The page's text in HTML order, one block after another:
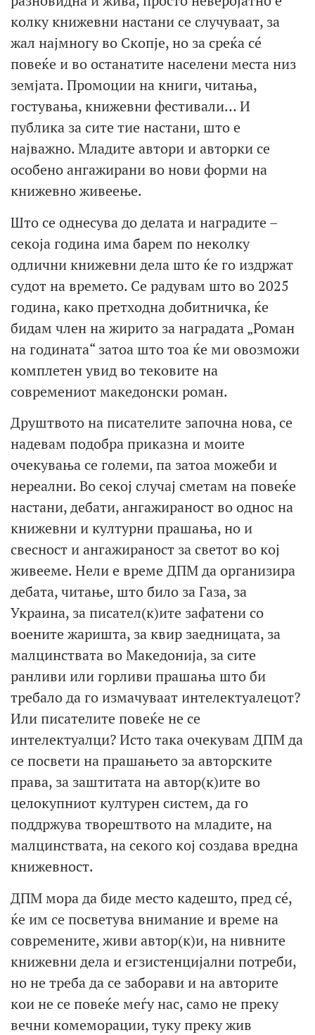
колку книжевни настани се случуваат, за
жал најмногу во Скопје, но за среќа сé
повеќе и во останатите населени места низ
земјата. Промоции на книги, читања,
гостувања, книжевни фестивали… И
публика за сите тие настани, што е
најважно. Младите автори и авторки се
особено ангажирани во нови форми на
книжевно живеење.
Што се однесува до делата и наградите –
секоја година има барем по неколку
одлични книжевни дела што ќе го издржат
судот на времето. Се радувам што во 2025
година, како претходна добитничка, ќе
бидам член на жирито за наградата „Роман
на годината“ затоа што тоа ќе ми овозможи
комплетен увид во тековите на
современиот македонски роман.
Друштвото на писателите започна нова, се
надевам подобра приказна и моите
очекувања се големи, па затоа можеби и
нереални. Во секој случај сметам на повеќе
настани, дебати, ангажираност во однос на
книжевни и културни прашања, но и
свесност и ангажираност за светот во кој
живееме. Нели е време ДПМ да организира
дебата, читање, што било за Газа, за
Украина, за писател(к)ите зафатени со
воените жаришта, за квир заедницата, за
малцинствата во Македонија, за сите
ранливи или горливи прашања што би
требало да го измачуваат интелектуалецот?
Или писателите повеќе не се
интелектуалци? Исто така очекувам ДПМ да
се посвети на прашањето за авторските
права, за заштитата на автор(к)ите во
целокупниот културен систем, да го
поддржува творештвото на младите, на
малцинствата, на секого кој создава вредна
книжевност.
ДПМ мора да биде место кадешто, пред сé,
ќе им се посветува внимание и време на
современите, живи автор(к)и, на нивните
книжевни дела и егзистенцијални потреби,
но не треба да се заборави и на авторите
кои не се повеќе меѓу нас, само не преку
вечни комеморации, туку преку жив